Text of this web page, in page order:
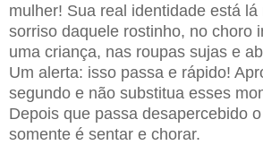
mulher! Sua real identidade está lá
sorriso daquele rostinho, no choro
uma criança, nas roupas sujas e
Um alerta: isso passa e rápido!
segundo e não substitua esses
Depois que passa desapercebido
somente é sentar e chorar.